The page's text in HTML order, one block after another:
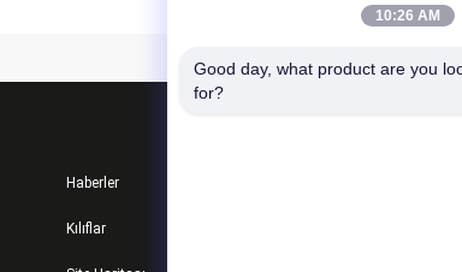
Haberler
Kılıflar
10:26 AM
Good day, what product are you
for?